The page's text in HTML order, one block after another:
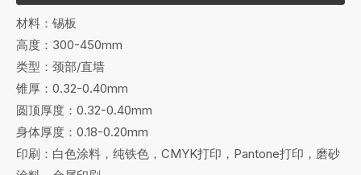
材料：锡板
高度：300-450mm
类型：颈部/直墙
锥厚：0.32-0.40mm
圆顶厚度：0.32-0.40mm
身体厚度：0.18-0.20mm
印刷：白色涂料，纯铁色，CMYK打印，Pantone打印，磨砂